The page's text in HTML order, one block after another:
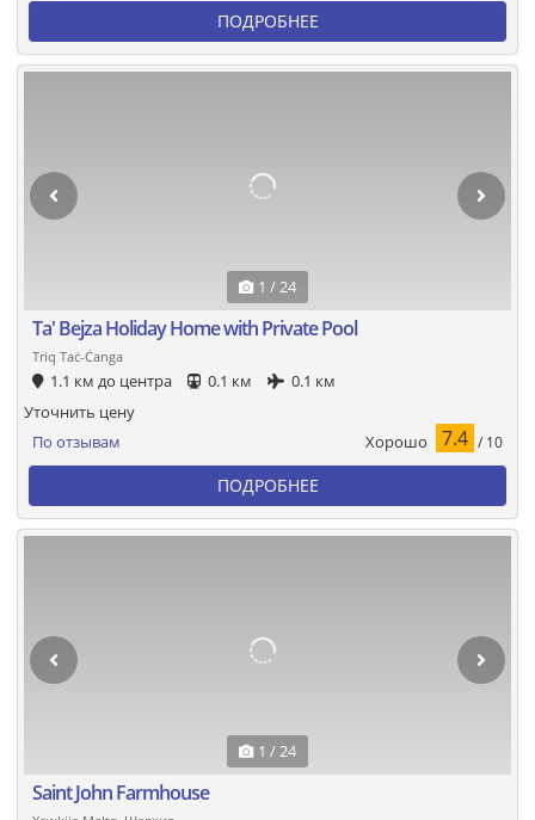
ПОДРОБНЕЕ
1 / 24
Ta' Bejza Holiday Home with Private Pool
Triq Taċ-Ċanga
1.1 км до центра 0.1 км 0.1 км
По отзывам Хорошо 7.4 / 10
Уточнить цену
ПОДРОБНЕЕ
1 / 24
Saint John Farmhouse